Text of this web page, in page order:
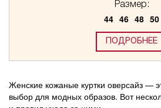
Размер:
44 46 48 50
ПОДРОБНЕЕ
Женские кожаные куртки оверсайз —
выбор для модных образов. Вот